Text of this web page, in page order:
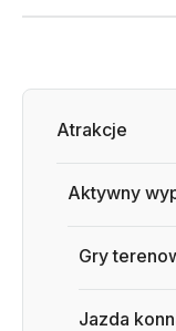
Atrakcje
Aktywny
Gry
Jazda